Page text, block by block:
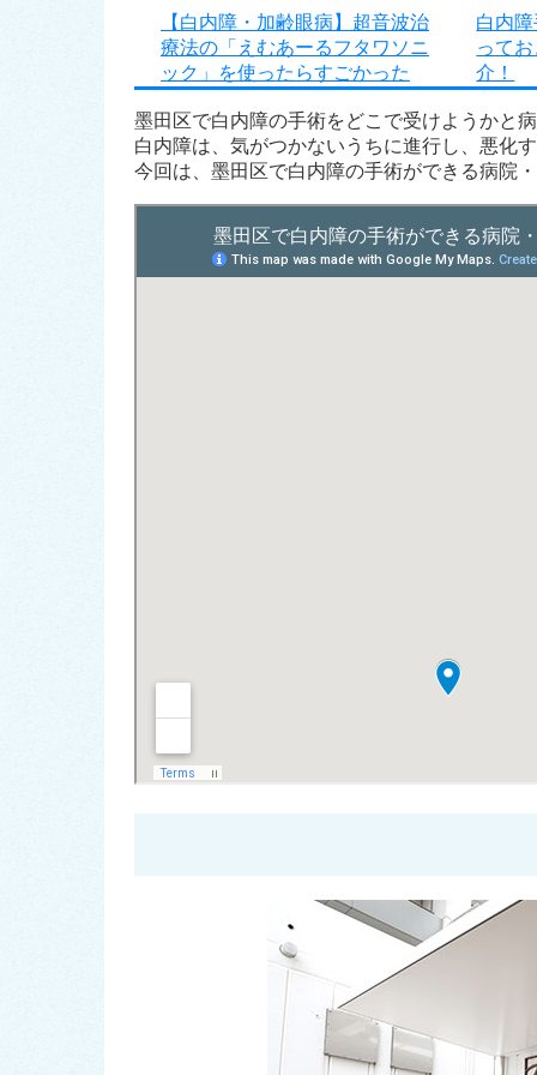
【白内障・加齢眼病】超音波治
療法の「えむあーるフタワソニ
ック」を使ったらすごかった
白内
って
介！
墨田区で白内障の手術をどこで受けようかと
白内障は、気がつかないうちに進行し、悪化
今回は、墨田区で白内障の手術ができる病院